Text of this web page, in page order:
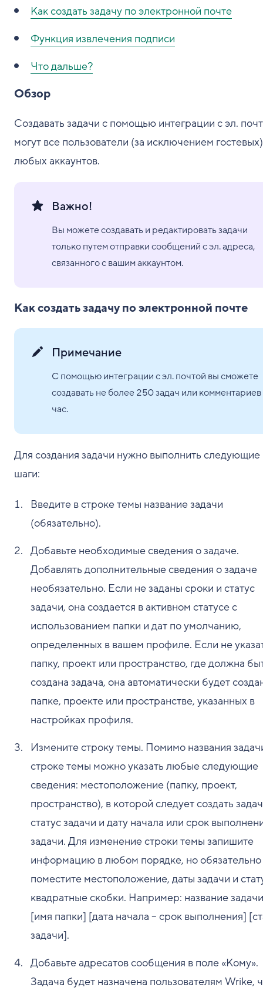
Как создать задачу по электронной почте
Функция извлечения подписи
Что дальше?
Обзор
Создавать задачи с помощью интеграции с эл.
могут все пользователи (за исключением гостевых)
любых аккаунтов.
Важно!
Вы можете создавать и редактировать задачи
только путем отправки сообщений с эл. адреса,
связанного с вашим аккаунтом.
Как создать задачу по электронной почте
Примечание
С помощью интеграции с эл. почтой вы сможете
создавать не более 250 задач или комментариев
час.
Для создания задачи нужно выполнить следующие
шаги:
Введите в строке темы название задачи
(обязательно).
Добавьте необходимые сведения о задаче.
Добавлять дополнительные сведения о задаче
необязательно. Если не заданы сроки и статус
задачи, она создается в активном статусе с
использованием папки и дат по умолчанию,
определенных в вашем профиле. Если не
папку, проект или пространство, где должна
создана задача, она автоматически будет
папке, проекте или пространстве, указанных в
настройках профиля.
Измените строку темы. Помимо названия
строке темы можно указать любые следующие
сведения: местоположение (папку, проект,
пространство), в которой следует создать
статус задачи и дату начала или срок
задачи. Для изменение строки темы запишите
информацию в любом порядке, но обязательно
поместите местоположение, даты задачи и
квадратные скобки. Например: название задачи
[имя папки] [дата начала – срок выполнения]
задачи].
Добавьте адресатов сообщения в поле «Кому».
Задача будет назначена пользователям Wrike,